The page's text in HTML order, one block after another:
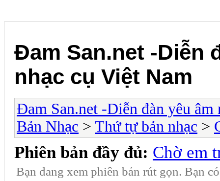
Đam San.net -Diễn
nhạc cụ Việt Nam
Đam San.net -Diễn đàn yêu âm
Bản Nhạc > Thứ tự bản nhạc >
Phiên bản đầy đủ: Chờ em
Bạn đang xem phiên bản rút gọn. Bạn